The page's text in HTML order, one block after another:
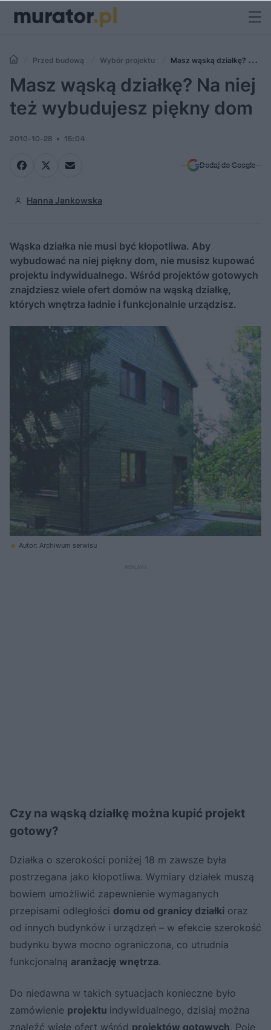
Przed budową Wybór projektu
Masz wąską działkę? Na
niej też wybudujesz piękny dom
Masz wąską działkę? Na niej
też wybudujesz piękny dom
2010-10-28 15:04
Dodaj do Google
Hanna Jankowska
Wąska działka nie musi być kłopotliwa. Aby
wybudować na niej piękny dom, nie musisz kupować
projektu indywidualnego. Wśród projektów gotowych
znajdziesz wiele ofert domów na wąską działkę,
których wnętrza ładnie i funkcjonalnie urządzisz.
Autor: Archiwum serwisu
Czy na wąską działkę można kupić projekt
gotowy?
Działka o szerokości poniżej 18 m zawsze była
postrzegana jako kłopotliwa. Wymiary działek muszą
bowiem umożliwić zapewnienie wymaganych
przepisami odległości domu od granicy działki oraz
od innych budynków i urządzeń – w efekcie szerokość
budynku bywa mocno ograniczona, co utrudnia
funkcjonalną aranżację wnętrza.
Do niedawna w takich sytuacjach konieczne było
zamówienie projektu indywidualnego, dzisiaj można
znaleźć wiele ofert wśród projektów gotowych. Pole